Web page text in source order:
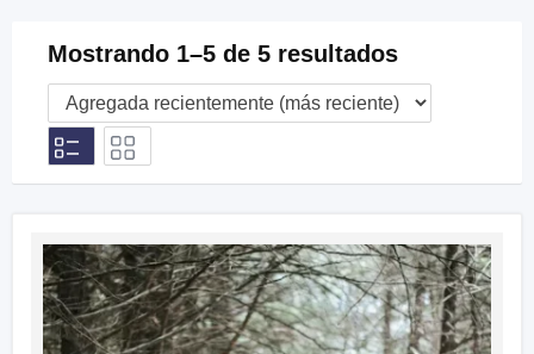
Mostrando 1–5 de 5 resultados